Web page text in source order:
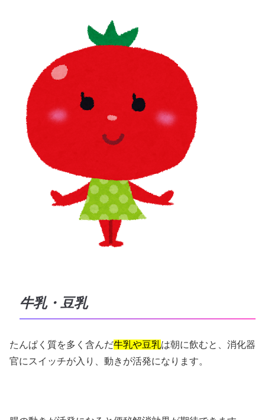
牛乳・豆乳
たんぱく質を多く含んだ牛乳や豆乳は朝に飲むと、消化器
官にスイッチが入り、動きが活発になります。